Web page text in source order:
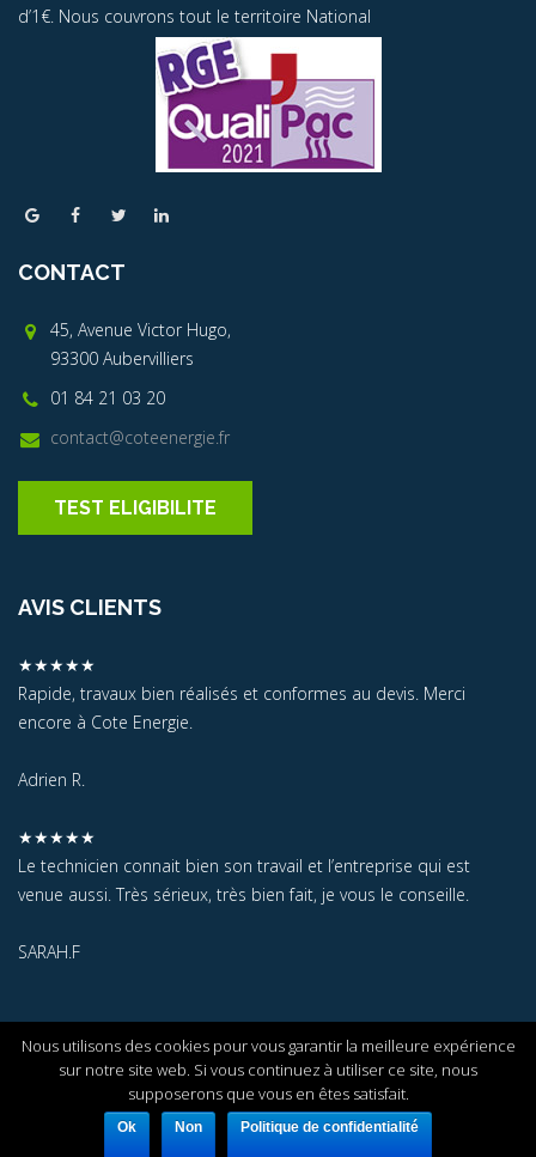
d’1€. Nous couvrons tout le territoire National
CONTACT
45, Avenue Victor Hugo,
93300 Aubervilliers
01 84 21 03 20
contact@coteenergie.fr
TEST ELIGIBILITE
AVIS CLIENTS
★★★★★
Rapide, travaux bien réalisés et conformes au devis. Merci
encore à Cote Energie.
Adrien R.
★★★★★
Le technicien connait bien son travail et l’entreprise qui est
venue aussi. Très sérieux, très bien fait, je vous le conseille.
SARAH.F
Notre société & coordonnées | >
Mentions
Légales
Nous utilisons des cookies pour vous garantir la meilleure expérience
sur notre site web. Si vous continuez à utiliser ce site, nous
supposerons que vous en êtes satisfait.
Ok Non Politique de confidentialité